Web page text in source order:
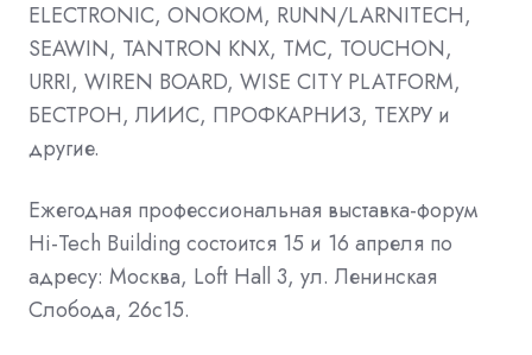
ELECTRONIC, ONOKOM, RUNN/LARNITECH,
SEAWIN, TANTRON KNX, TMC, TOUCHON,
URRI, WIREN BOARD, WISE CITY PLATFORM,
БЕСТРОН, ЛИИС, ПРОФКАРНИЗ, ТЕХРУ и
другие.
Ежегодная профессиональная выставка-форум
Hi-Tech Building состоится 15 и 16 апреля по
адресу: Москва, Loft Hall 3, ул. Ленинская
Слобода, 26с15.